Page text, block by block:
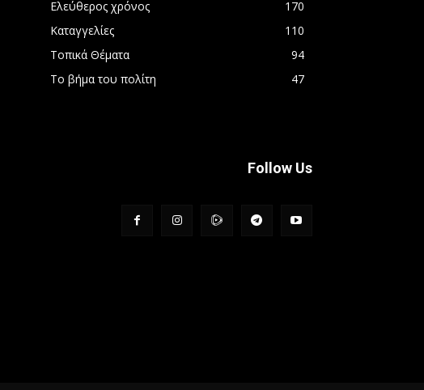
Ελεύθερος χρόνος
170
Καταγγελίες
110
Τοπικά Θέματα
94
Το βήμα του πολίτη
47
Follow Us